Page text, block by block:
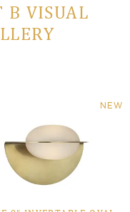
В VISUAL
NEW